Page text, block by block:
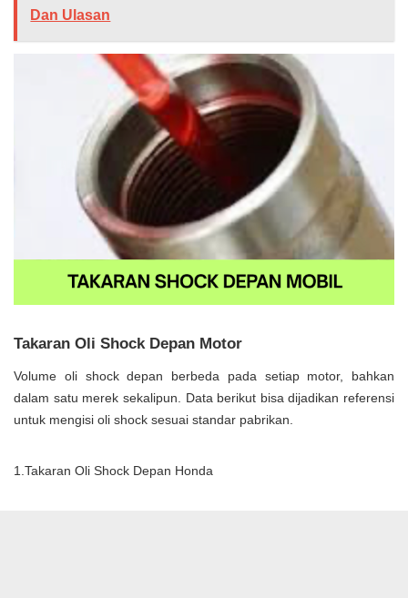
Dan Ulasan
Takaran Oli Shock Depan Motor
Volume oli shock depan berbeda pada setiap motor, bahkan
dalam satu merek sekalipun. Data berikut bisa dijadikan referensi
untuk mengisi oli shock sesuai standar pabrikan.
1.Takaran Oli Shock Depan Honda